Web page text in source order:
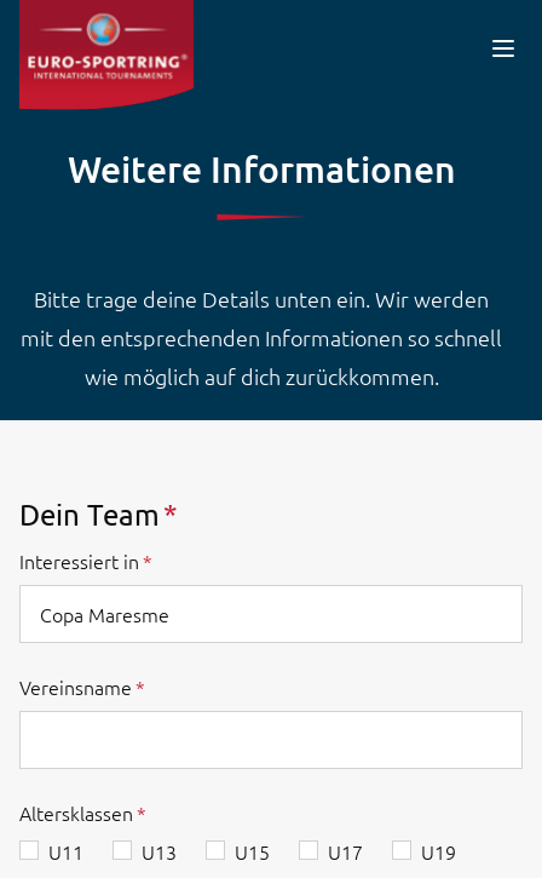
Direkt zum Inhalt
Weitere Informationen
Bitte trage deine Details unten ein. Wir werden
mit den entsprechenden Informationen so schnell
wie möglich auf dich zurückkommen.
Dein Team
Interessiert in
Vereinsname
Altersklassen
U11
U13 U15 U17 U19